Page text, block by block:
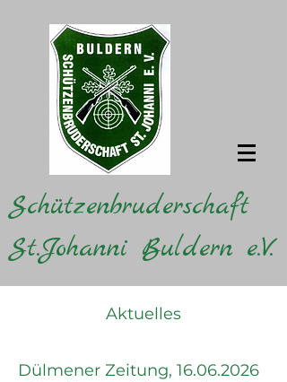
Schützenbruderschaft
St.Johanni Buldern e.V.
Aktuelles
Dülmener Zeitung, 16.06.2026